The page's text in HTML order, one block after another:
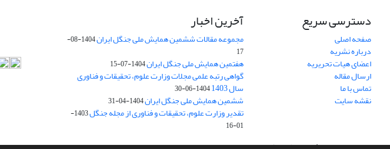
دسترسی سریع
صفحه اصلی
درباره نشریه
اعضای هیات تحریریه
ارسال مقاله
تماس با ما
نقشه سایت
آخرین اخبار
مجموعه مقالات ششمین همایش ملی جنگل ایران
1404-08-
17
هفتمین همایش ملی جنگل ایران1404-07-15
گواهی رتبه علمی مجلات وزارت علوم، تحقیقات و فناوری
سال 1403 1404-06-30
ششمین همایش ملی جنگل ایران1404-04-31
تقدیر وزارت علوم، تحقیقات و فناوری از مجله جنگل
1403-
01-16